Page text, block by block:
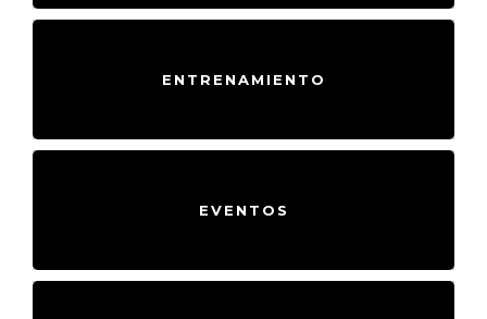
ENTRENAMIENTO
EVENTOS